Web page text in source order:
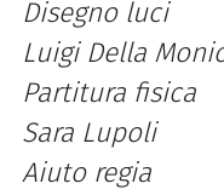
Disegno luci
Luigi Della
Partitura fisica
Sara Lupoli
Aiuto regia